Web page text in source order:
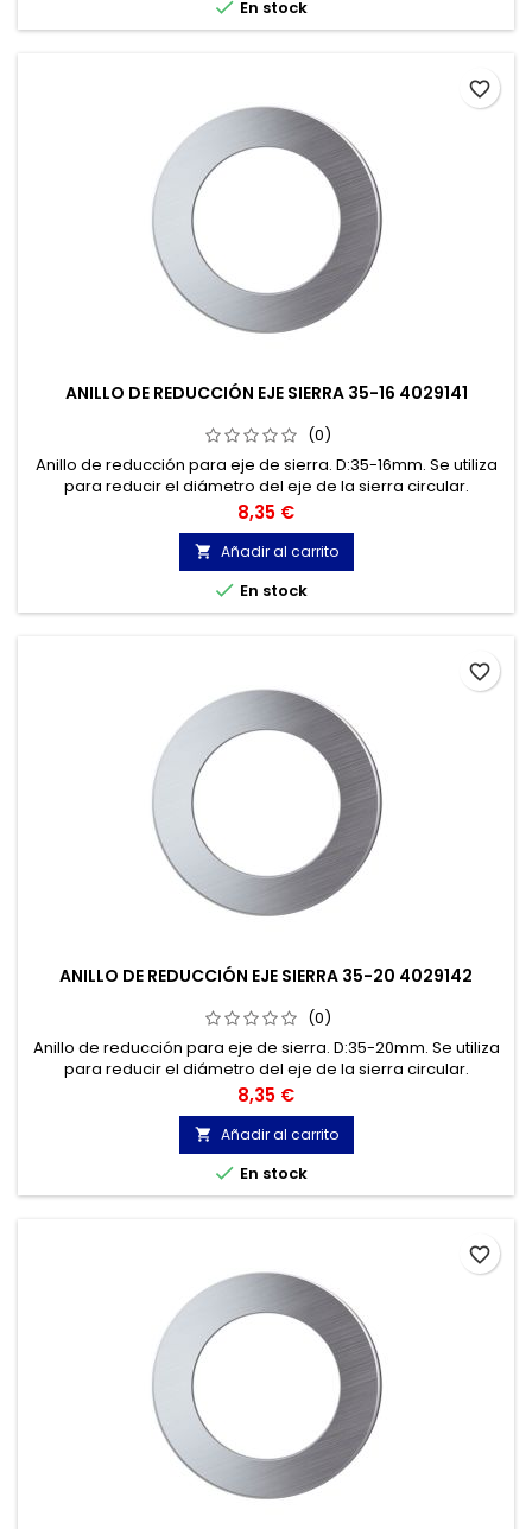
 En stock
ANILLO DE REDUCCIÓN EJE SIERRA 35-16 4029141
(0)
Anillo de reducción para eje de sierra. D:35-16mm. Se utiliza
para reducir el diámetro del eje de la sierra circular.
Precio
8,35 €
 Añadir al carrito
 En stock
favorite_border
ANILLO DE REDUCCIÓN EJE SIERRA 35-20 4029142
(0)
Anillo de reducción para eje de sierra. D:35-20mm. Se utiliza
para reducir el diámetro del eje de la sierra circular.
Precio
8,35 €
 Añadir al carrito
 En stock
favorite_border
favorite_border